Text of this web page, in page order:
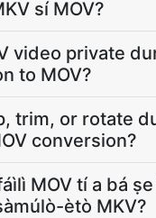
sí MOV?
video private
to MOV?
trim, or rotate
conversion?
MOV tí a bá
ètò MKV?